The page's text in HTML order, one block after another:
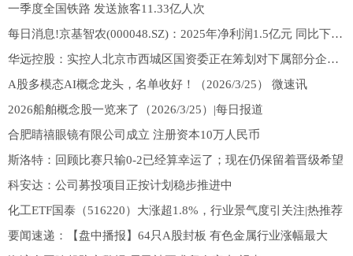
一季度全国铁路 发送旅客11.33亿人次
每日消息!京基智农(000048.SZ)：2025年净利润1.5亿元 同比下降78.59%
华远控股：实控人北京市西城区国资委正在筹划对下属部分企业集团进行重组|最新消息
A股多模态AI概念龙头，名单收好！（2026/3/25） 微速讯
2026船舶概念股一览来了（2026/3/25）|每日报道
合肥睛禧眼镜有限公司成立 注册资本10万人民币
斯洛特：回顾比赛只输0-2已经算幸运了；现在仍保留着晋级希望
科安达：公司募投项目正按计划稳步推进中
化工ETF国泰（516220）大涨超1.8%，行业景气度引关注|热推荐
要闻速递：【盘中播报】64只A股封板 有色金属行业涨幅最大